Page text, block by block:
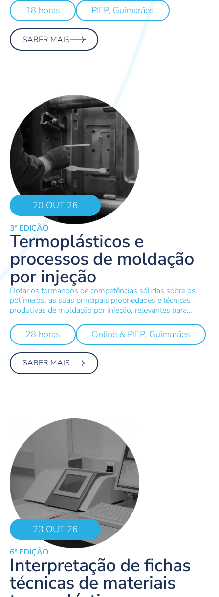
de parafuso (monofuso e duplo-fuso) e linhas de
extrusão. Os formandos terão também oportunidade de
consolidar os seus conhecimentos, através de sessões de
demonstração prática com recurso a equipamentos de
caracterização (DSC e Reologia) e de extrusão (extrusora
18 horas PIEP, Guimarães
SABER MAIS
20 OUT 26
3ª EDIÇÃO
Termoplásticos e
processos de moldação
por injeção
Dotar os formandos de competências sólidas sobre os
polímeros, as suas principais propriedades e técnicas
produtivas de moldação por injeção, relevantes para
processamento e nas condições de serviço.
28 horas Online & PIEP, Guimarães
SABER MAIS
23 OUT 26
6ª EDIÇÃO
Interpretação de fichas
técnicas de materiais